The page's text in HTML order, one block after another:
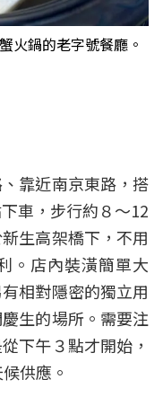
火鍋的老字號餐廳。
靠近南京東路，搭
車，步行約８～12
生高架橋下，不用
。店內裝潢簡單大
相對隱密的獨立用
生的場所。需要注
下午３點才開始，
供應。